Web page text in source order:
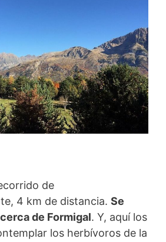
de
4 km de distancia. Se
de Formigal. Y, aquí los
los herbívoros de la